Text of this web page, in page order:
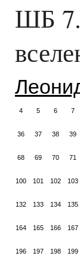
ШБ
4 5 6 7
36 37 38 39
68 69 70 71
100 101 102 103
132 133 134 135
164 165 166 167
196 197 198 199